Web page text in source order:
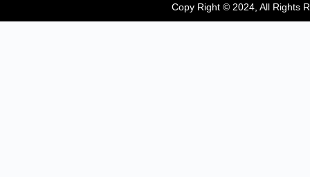
Copy Right © 2024, All Rights